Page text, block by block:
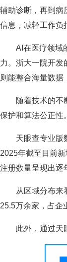
辅助诊断，再到病
信息，减轻工作负
AI在医疗领域
力。浙大一院开发
则能整合海量数据
随着技术的不
保护和算法公正性
天眼查专业版
2025年截至目前
注册数量呈现出逐
从区域分布来
25.5万余家，占企
此外，通过天